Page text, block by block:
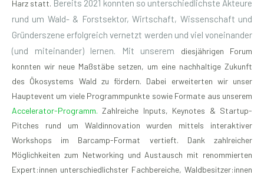
Harz statt. Bereits 2021 konnten so unterschiedlichste Akteure
rund um Wald- & Forstsektor, Wirtschaft, Wissenschaft und
Gründerszene erfolgreich vernetzt werden und viel voneinander
(und miteinander) lernen. Mit unserem diesjährigen Forum
konnten wir neue Maßstäbe setzen, um eine nachhaltige Zukunft
des Ökosystems Wald zu fördern. Dabei erweiterten wir unser
Hauptevent um viele Programmpunkte sowie Formate aus unserem
Accelerator-Programm. Zahlreiche Inputs, Keynotes & Startup-
Pitches rund um Waldinnovation wurden mittels interaktiver
Workshops im Barcamp-Format vertieft. Dank zahlreicher
Möglichkeiten zum Networking und Austausch mit renommierten
Expert:innen unterschiedlichster Fachbereiche, Waldbesitzer:innen